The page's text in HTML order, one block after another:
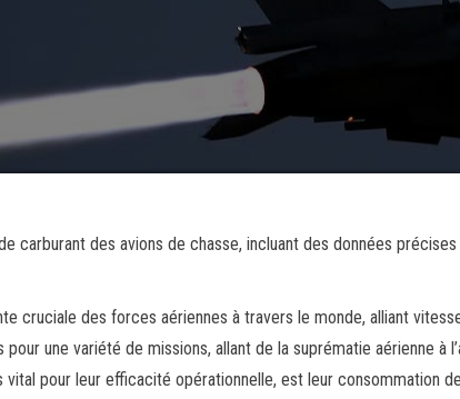
carburant des avions de chasse, incluant des données
cruciale des forces aériennes à travers le monde, alliant
une variété de missions, allant de la suprématie aérienne à
pour leur efficacité opérationnelle, est leur consommation